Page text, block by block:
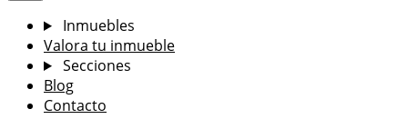
Inmuebles
Valora tu inmueble
Secciones
Blog
Contacto